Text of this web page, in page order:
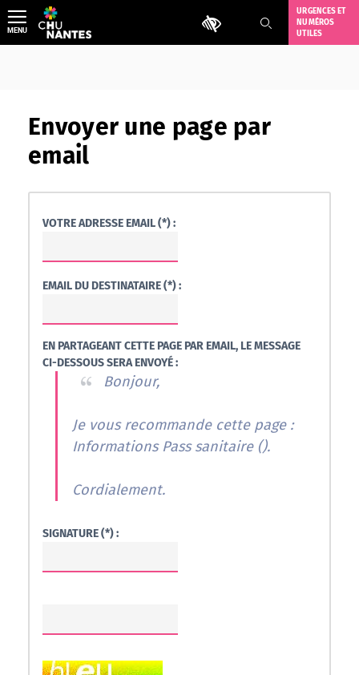
Aller
au
contenu
Outils d'accessibilité
URGENCES ET
NUMÉROS
UTILES
MENU
Envoyer une page par
email
VOTRE ADRESSE EMAIL (*) :
EMAIL DU DESTINATAIRE (*) :
EN PARTAGEANT CETTE PAGE PAR EMAIL, LE MESSAGE
CI-DESSOUS SERA ENVOYÉ :
Bonjour,
Je vous recommande cette page :
Informations Pass sanitaire ().
Cordialement.
SIGNATURE (*) :